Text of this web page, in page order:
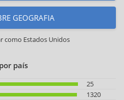
GEOGRAFIA
como Estados Unidos
país
25
1320